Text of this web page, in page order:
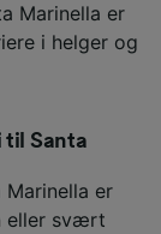
Marinella er
i helger og
til Santa
Marinella er
eller svært